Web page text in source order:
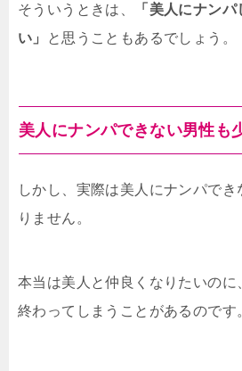
そういうときは、
「美人にナン
い」
と思うこともあるでしょう。
美人にナンパできない男性も
しかし、実際は美人にナンパで
りません。
本当は美人と仲良くなりたいのに
終わってしまうことがあるのです